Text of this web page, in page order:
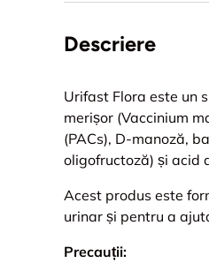
Descriere
Urifast Flora este un
merișor (Vaccinium
(PACs), D-manoză,
oligofructoză) și acid
Acest produs este
urinar și pentru a
Precauții: